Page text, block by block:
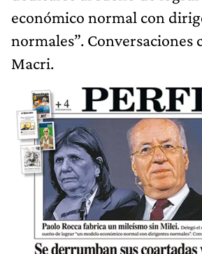
económico normal con
normales”. Conversaciones
Macri.